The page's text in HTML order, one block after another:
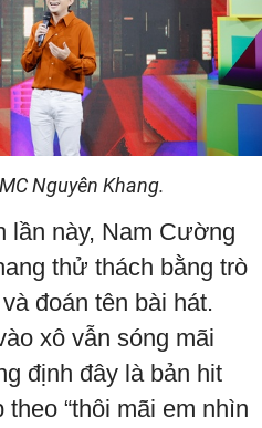
Nguyên Khang.
này, Nam Cường
thử thách bằng trò
đoán tên bài hát.
xô vẫn sóng mãi
định đây là bản hit
“thôi mãi em nhìn